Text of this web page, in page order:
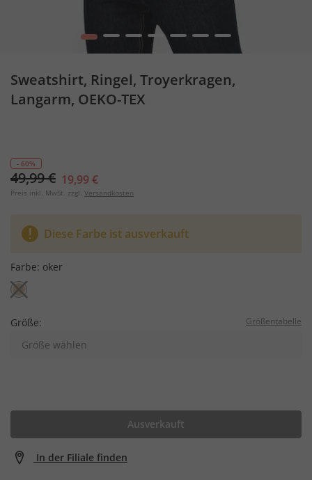
1 2 3 4 5 6 7
Sweatshirt, Ringel, Troyerkragen,
Langarm, OEKO-TEX
- 60%
49,99 € 19,99 €
Preis inkl. MwSt. zzgl. Versandkosten
Diese Farbe ist ausverkauft
Farbe: oker
Größe: Größentabelle
Größe wählen
Ausverkauft
In der Filiale finden